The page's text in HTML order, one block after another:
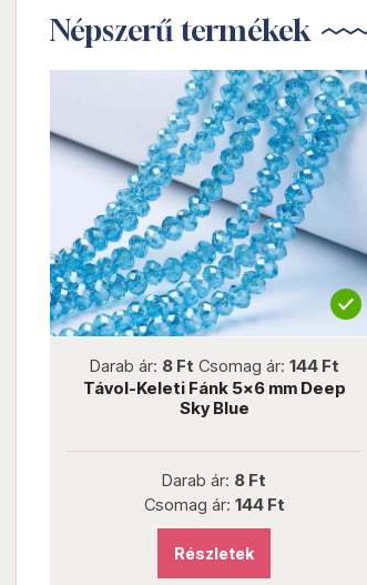
Népszerű termékek
Darab ár:8 Ft Csomag ár:144 Ft
Távol-Keleti Fánk 5x6 mm Deep
Darab ár:8 Ft
Csomag ár:144 Ft
Részletek